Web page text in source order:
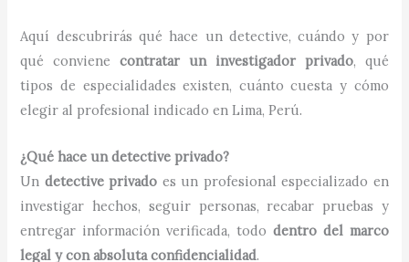
Aquí descubrirás qué hace un detective, cuándo y por
qué convienecontratar un investigador privado, qué
tipos de especialidades existen, cuánto cuesta y cómo
elegir al profesional indicado en Lima, Perú.
¿Qué hace un detective privado?
Un detective privado es un profesional especializado en
investigar hechos, seguir personas, recabar pruebas y
entregar información verificada, todo dentro del marco
legal y con absoluta confidencialidad.